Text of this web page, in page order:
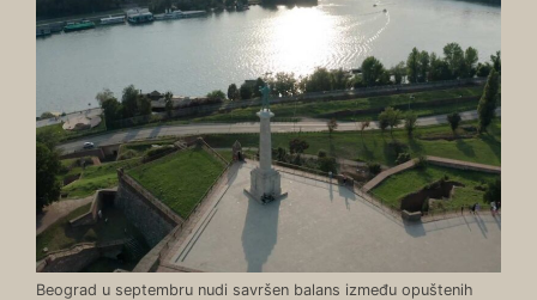
Beograd u septembru nudi savršen balans između opuštenih